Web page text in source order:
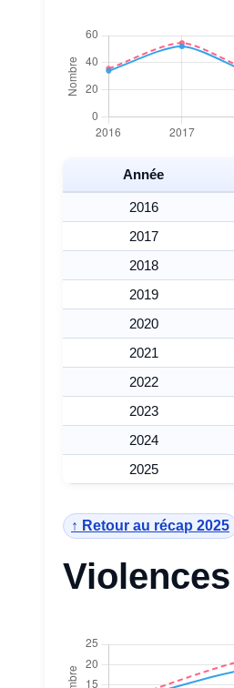
Année
2016
2017
2018
2019
2020
2021
2022
2023
2024
2025
↑ Retour au récap 2025